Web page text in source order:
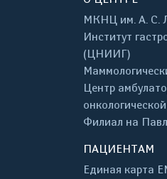
МКНЦ им. А. С.
Институт
(ЦНИИГ)
Центр
Филиал на
ПАЦИЕНТАМ
Единая карта